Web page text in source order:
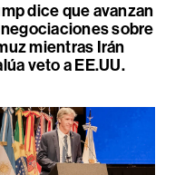
dice que avanzan
sobre
mientras Irán
veto a EE.UU.